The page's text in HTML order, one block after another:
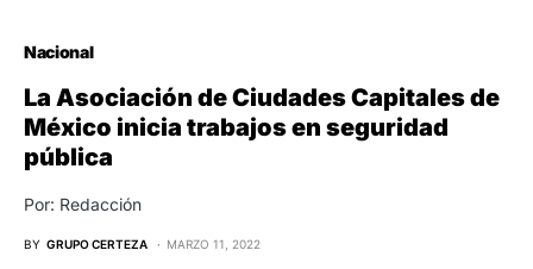
Nacional
La Asociación de Ciudades Capitales de
México inicia trabajos en seguridad
pública
Por: Redacción
BY GRUPO CERTEZA MARZO 11, 2022